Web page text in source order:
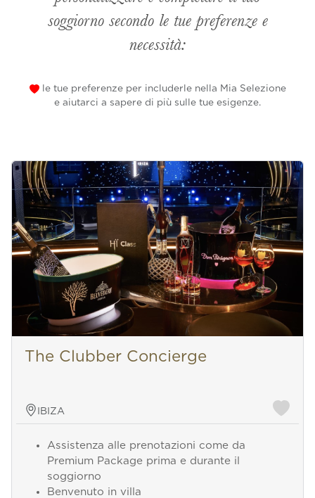
soggiorno secondo le tue preferenze e
necessità:
le tue preferenze per includerle nella Mia Selezione
e aiutarci a sapere di più sulle tue esigenze.
The Clubber Concierge
IBIZA
Assistenza alle prenotazioni come da
Premium Package prima e durante il
soggiorno
Benvenuto in villa